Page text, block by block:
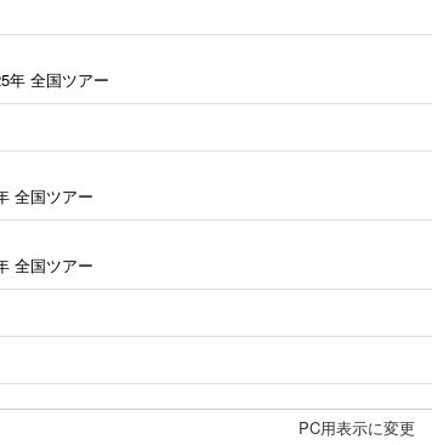
年 全国ツアー
全国ツアー
全国ツアー
PC用表示に変更